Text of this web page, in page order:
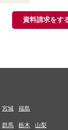
資料請求をす
宮城 福島
群馬 栃木 山梨